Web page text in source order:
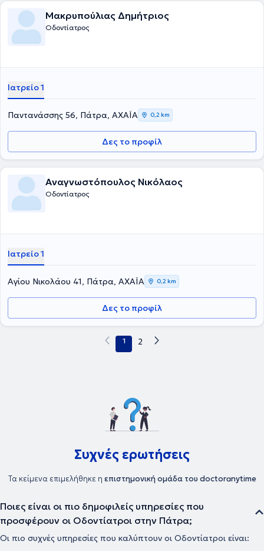
Μακρυπούλιας Δημήτριος
Οδοντίατρος
Ιατρείο 1
Παντανάσσης 56, Πάτρα, ΑΧΑΪΑ 0,2 km
Δες το προφίλ
Αναγνωστόπουλος Νικόλαος
Οδοντίατρος
Ιατρείο 1
Αγίου Νικολάου 41, Πάτρα, ΑΧΑΪΑ 0,2 km
Δες το προφίλ
1 2
Συχνές ερωτήσεις
Τα κείμενα επιμελήθηκε η επιστημονική ομάδα του doctoranytime
Ποιες είναι οι πιο δημοφιλείς υπηρεσίες που
προσφέρουν οι Οδοντίατροι στην Πάτρα;
Οι πιο συχνές υπηρεσίες που καλύπτουν οι Οδοντίατροι είναι: